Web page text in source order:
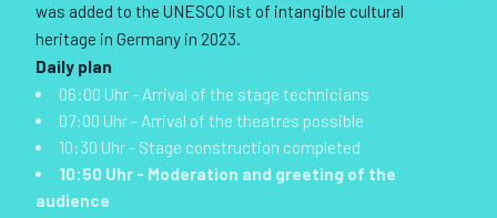
was added to the UNESCO list of intangible cultural
heritage in Germany in 2023.
Daily plan
06:00 Uhr - Arrival of the stage technicians
07:00 Uhr - Arrival of the theatres possible
10:30 Uhr - Stage construction completed
10:50 Uhr - Moderation and greeting of the
audience